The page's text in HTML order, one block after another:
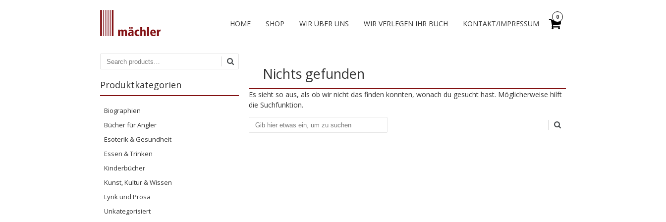
0
HOME SHOP WIR ÜBER UNS WIR VERLEGEN IHR BUCH KONTAKT/IMPRESSUM
Nichts gefunden
Es sieht so aus, als ob wir nicht das finden konnten, wonach du gesucht hast. Möglicherweise hilft
die Suchfunktion.
Suchen
Produktkategorien
Biographien
Bücher für Angler
Esoterik & Gesundheit
Essen & Trinken
Kinderbücher
Kunst, Kultur & Wissen
Lyrik und Prosa
Unkategorisiert